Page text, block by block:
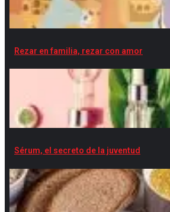
Rezar en familia, rezar con amor
Sérum, el secreto de la juventud